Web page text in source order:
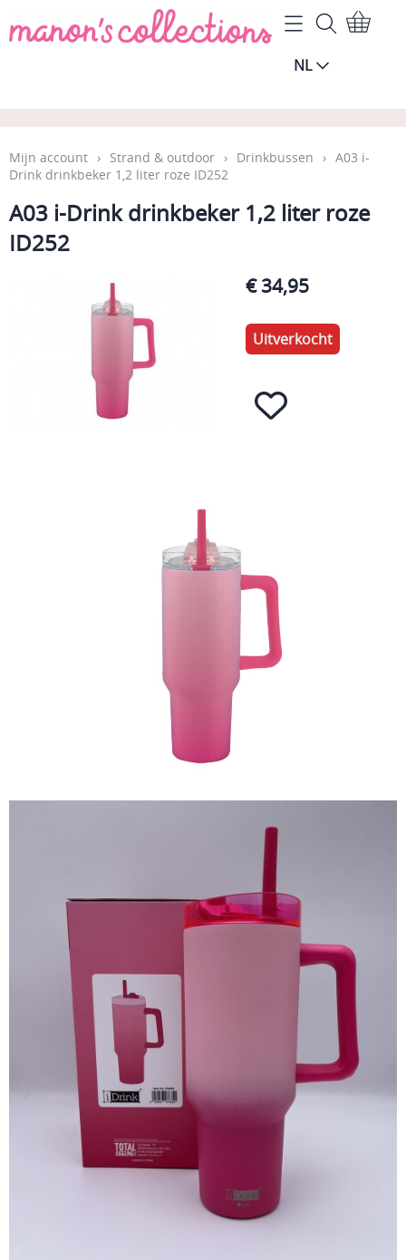
Home
Contact
Gastenboek
Wie zijn wij?
Vragen over de levering
NL
Mijn account › Strand & outdoor › Drinkbussen › A03 i-
Drink drinkbeker 1,2 liter roze ID252
A03 i-Drink drinkbeker 1,2 liter roze
ID252
€ 34,95
Uitverkocht